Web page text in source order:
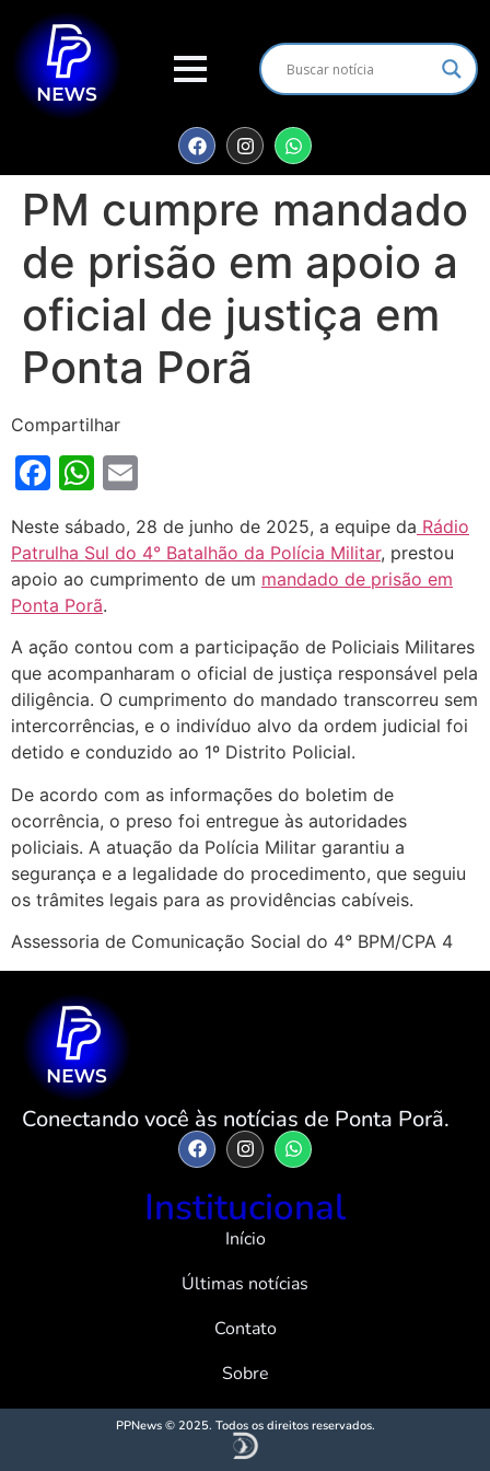
PM cumpre mandado
de prisão em apoio a
oficial de justiça em
Ponta Porã
Compartilhar
Facebook
WhatsApp
Neste sábado, 28 de junho de 2025, a equipe da Rádio
Patrulha Sul do 4° Batalhão da Polícia Militar, prestou
apoio ao cumprimento de um mandado de prisão em
Ponta Porã.
A ação contou com a participação de Policiais Militares
que acompanharam o oficial de justiça responsável pela
diligência. O cumprimento do mandado transcorreu sem
intercorrências, e o indivíduo alvo da ordem judicial foi
detido e conduzido ao 1º Distrito Policial.
De acordo com as informações do boletim de
ocorrência, o preso foi entregue às autoridades
policiais. A atuação da Polícia Militar garantiu a
segurança e a legalidade do procedimento, que seguiu
os trâmites legais para as providências cabíveis.
Assessoria de Comunicação Social do 4° BPM/CPA 4
Conectando você às notícias de Ponta Porã.
Institucional
Início
Últimas notícias
Contato
Sobre
PPNews © 2025. Todos os direitos reservados.